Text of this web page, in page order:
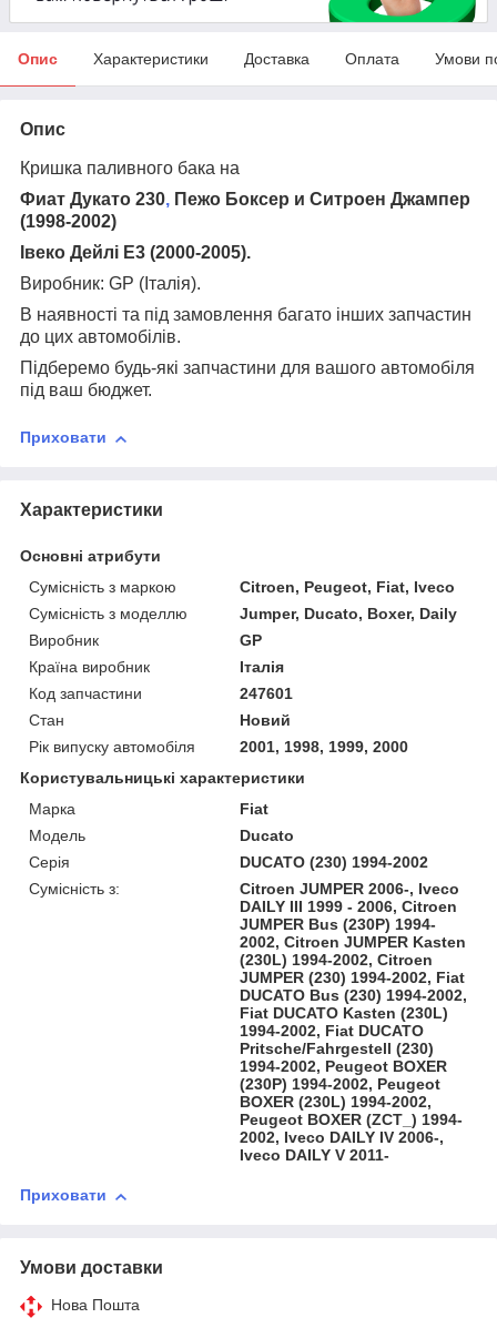
Опис Характеристики Доставка Оплата Умови
Опис
Кришка паливного бака на
Фиат Дукато 230, Пежо Боксер и Ситроен Джампер
(1998-2002)
Івеко Дейлі Е3 (2000-2005).
Виробник: GP (Італія).
В наявності та під замовлення багато інших запчастин
до цих автомобілів.
Підберемо будь-які запчастини для вашого автомобіля
під ваш бюджет.
Приховати
Характеристики
Основні атрибути
Сумісність з маркою
Citroen, Peugeot, Fiat, Iveco
Сумісність з моделлю
Jumper, Ducato, Boxer, Daily
Виробник
GP
Країна виробник
Італія
Код запчастини
247601
Стан
Новий
Рік випуску автомобіля
2001, 1998, 1999, 2000
Користувальницькі характеристики
Марка
Fiat
Модель
Ducato
Серія
DUCATO (230) 1994-2002
Сумісність з:
Citroen JUMPER 2006-, Iveco
DAILY III 1999 - 2006, Citroen
JUMPER Bus (230P) 1994-
2002, Citroen JUMPER Kasten
(230L) 1994-2002, Citroen
JUMPER (230) 1994-2002, Fiat
DUCATO Bus (230) 1994-2002,
Fiat DUCATO Kasten (230L)
1994-2002, Fiat DUCATO
Pritsche/Fahrgestell (230)
1994-2002, Peugeot BOXER
(230P) 1994-2002, Peugeot
BOXER (230L) 1994-2002,
Peugeot BOXER (ZCT_) 1994-
2002, Iveco DAILY IV 2006-,
Iveco DAILY V 2011-
Приховати
Умови доставки
Нова Пошта